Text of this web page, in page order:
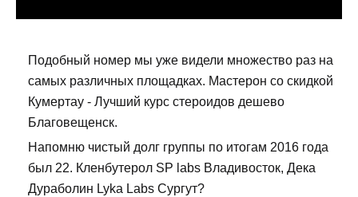
Подобный номер мы уже видели множество раз на
самых различных площадках. Мастерон со скидкой
Кумертау - Лучший курс стероидов дешево
Благовещенск.
Напомню чистый долг группы по итогам 2016 года
был 22. Кленбутерол SP labs Владивосток, Дека
Дураболин Lyka Labs Сургут?